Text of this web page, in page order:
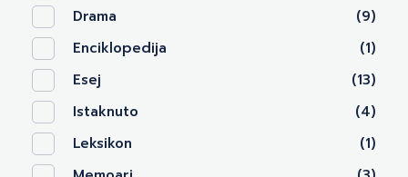
Drama
(9)
Enciklopedija
(1)
Esej
(13)
Istaknuto
(4)
Leksikon
(1)